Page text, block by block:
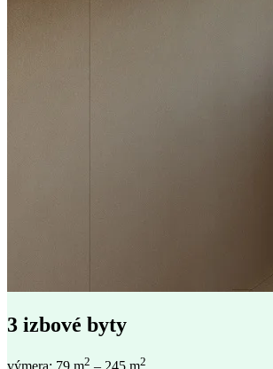
3 izbové byty
výmera: 79 m2 – 245 m2